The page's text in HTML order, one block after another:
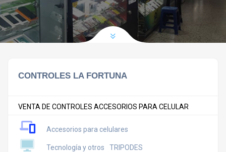
CONTROLES LA FORTUNA
VENTA DE CONTROLES ACCESORIOS PARA CELULAR
Accesorios para celulares
Tecnología y otros TRIPODES